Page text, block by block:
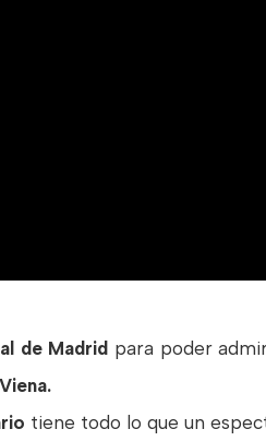
de Madrid para poder
tiene todo lo que un